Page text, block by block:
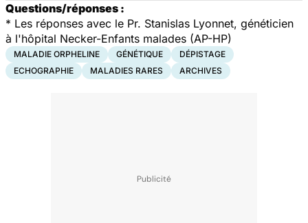
Questions/réponses :
* Les réponses avec le Pr. Stanislas Lyonnet, généticien
à l'hôpital Necker-Enfants malades (AP-HP)
MALADIE ORPHELINE GÉNÉTIQUE
DÉPISTAGE
ECHOGRAPHIE
MALADIES RARES ARCHIVES